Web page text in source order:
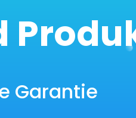
Bestellung
Garantie